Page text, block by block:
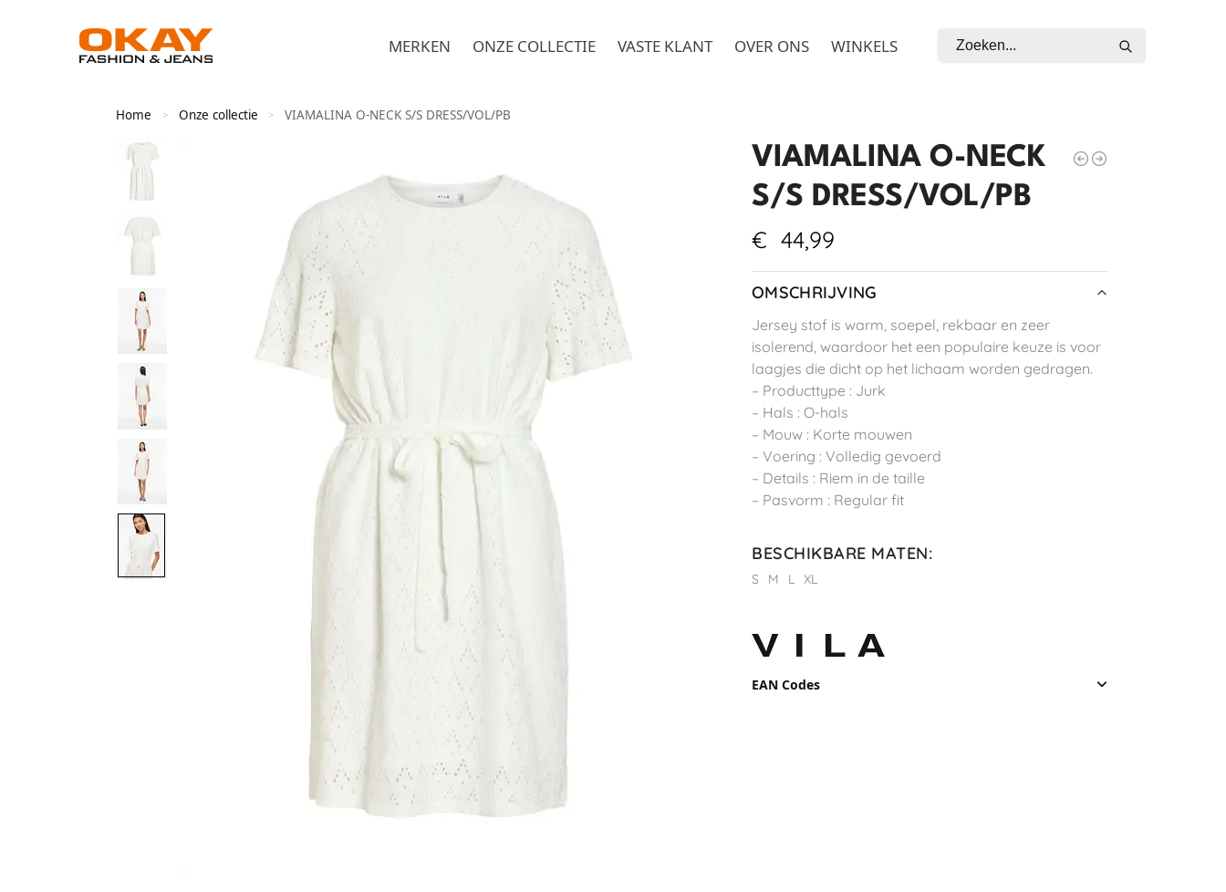
MERKEN ONZE COLLECTIE VASTE KLANT OVER ONS WINKELS
Home > Onze collectie > VIAMALINA O-NECK S/S DRESS/VOL/PB
VIAMALINA O-NECK
S/S DRESS/VOL/PB
€ 44,99
OMSCHRIJVING
Jersey stof is warm, soepel, rekbaar en zeer
isolerend, waardoor het een populaire keuze is voor
laagjes die dicht op het lichaam worden gedragen.
– Producttype : Jurk
– Hals : O-hals
– Mouw : Korte mouwen
– Voering : Volledig gevoerd
– Details : Riem in de taille
– Pasvorm : Regular fit
BESCHIKBARE MATEN:
S M L XL
EAN Codes